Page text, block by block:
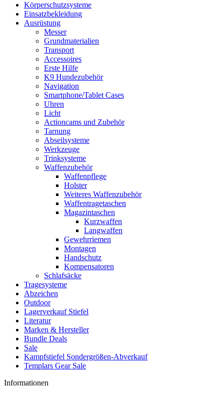
Körperschutzsysteme
Einsatzbekleidung
Ausrüstung
Messer
Grundmaterialien
Transport
Accessoires
Erste Hilfe
K9 Hundezubehör
Navigation
Smartphone/Tablet Cases
Uhren
Licht
Actioncams und Zubehör
Tarnung
Abseilsysteme
Werkzeuge
Trinksysteme
Waffenzubehör
Waffenpflege
Holster
Weiteres Waffenzubehör
Waffentragetaschen
Magazintaschen
Kurzwaffen
Langwaffen
Gewehrriemen
Montagen
Handschutz
Kompensatoren
Schlafsäcke
Tragesysteme
Abzeichen
Outdoor
Lagerverkauf Stiefel
Literatur
Marken & Hersteller
Bundle Deals
Sale
Kampfstiefel Sondergrößen-Abverkauf
Templars Gear Sale
Informationen